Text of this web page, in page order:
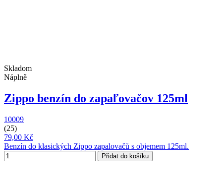
Skladom
Náplně
Zippo benzín do zapaľovačov 125ml
10009
(25)
79,00 Kč
Benzín do klasických Zippo zapalovačů s objemem 125ml.
Přidat do košíku